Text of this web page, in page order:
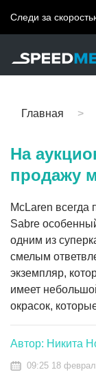
Следи за
Главная
На
продажу
McLaren
Sabre
одним из
смелым
экземпляр,
имеет
окрасок,
Автор: Никита
09:25 18